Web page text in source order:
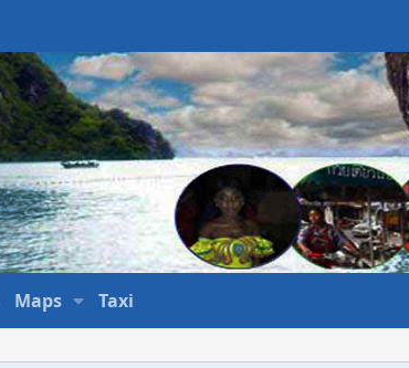
Maps Taxi